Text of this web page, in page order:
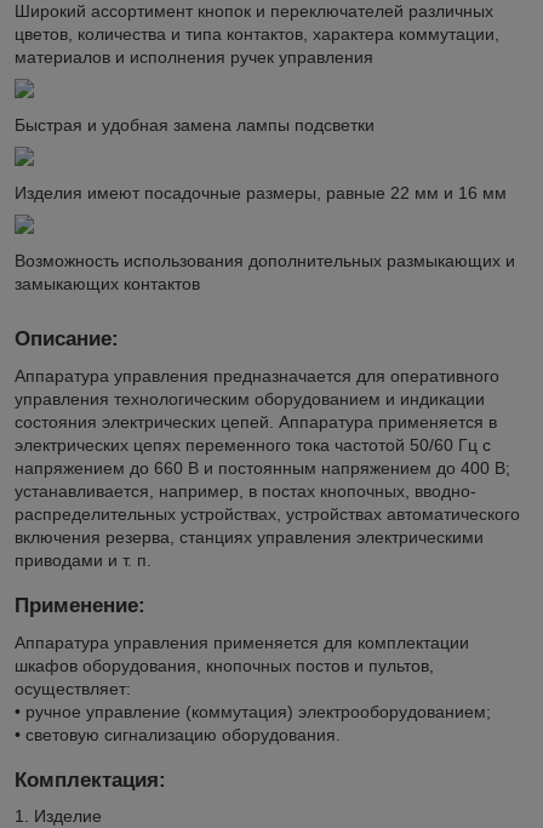
Широкий ассортимент кнопок и переключателей различных
цветов, количества и типа контактов, характера коммутации,
материалов и исполнения ручек управления
Быстрая и удобная замена лампы подсветки
Изделия имеют посадочные размеры, равные 22 мм и 16 мм
Возможность использования дополнительных размыкающих и
замыкающих контактов
Описание:
Аппаратура управления предназначается для оперативного
управления технологическим оборудованием и индикации
состояния электрических цепей. Аппаратура применяется в
электрических цепях переменного тока частотой 50/60 Гц с
напряжением до 660 В и постоянным напряжением до 400 В;
устанавливается, например, в постах кнопочных, вводно-
распределительных устройствах, устройствах автоматического
включения резерва, станциях управления электрическими
приводами и т. п.
Применение:
Аппаратура управления применяется для комплектации
шкафов оборудования, кнопочных постов и пультов,
осуществляет:
• ручное управление (коммутация) электрооборудованием;
• световую сигнализацию оборудования.
Комплектация:
1. Изделие